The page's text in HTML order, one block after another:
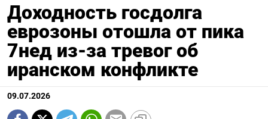
Доходность госдолга
еврозоны отошла от пика
7нед из-за тревог об
иранском конфликте
09.07.2026